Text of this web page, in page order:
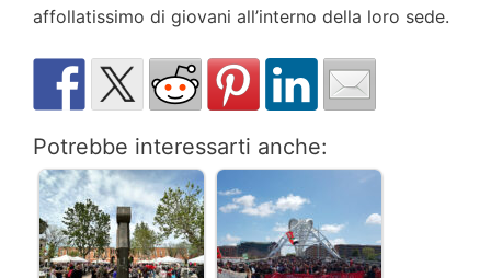
affollatissimo di giovani all’interno della loro sede.
Potrebbe interessarti anche: